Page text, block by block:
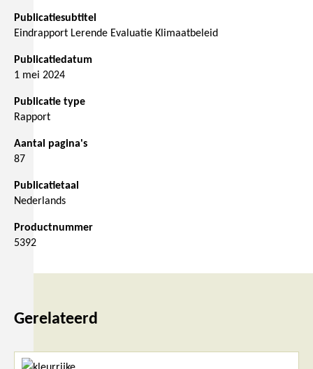
Publicatiesubtitel
Eindrapport Lerende Evaluatie Klimaatbeleid
Publicatiedatum
1 mei 2024
Publicatie type
Rapport
Aantal pagina's
87
Publicatietaal
Nederlands
Productnummer
5392
Gerelateerd
Lees